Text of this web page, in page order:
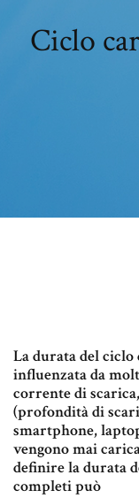
Ciclo
La durata del
influenzata da
corrente di
(profondità di
smartphone,
vengono mai
definire la durata
completi può